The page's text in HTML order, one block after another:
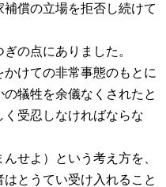
償の立場を拒否し続けて
の点にありました。
けての非常事態のもとに
犠牲を余儀なくされたと
受忍しなければならな
せよ）という考え方を、
とうてい受け入れること